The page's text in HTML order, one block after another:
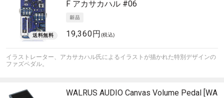
F アカサカハル #06
19,360円 (税込)
イラストレーター、アカサカハル氏によるイラストが描かれた特別デザインの
ファズペダル。
WALRUS AUDIO Canvas Volume Pedal [WA